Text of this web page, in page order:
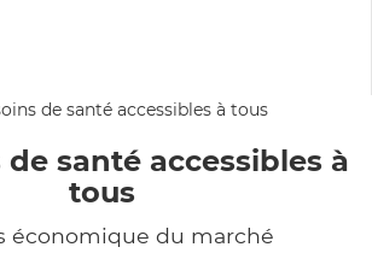
de santé accessibles à
tous
économique du marché